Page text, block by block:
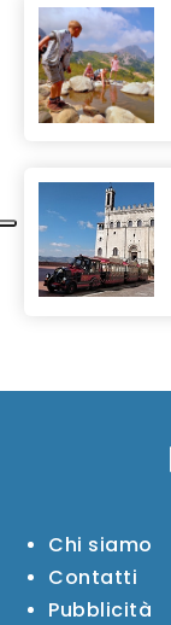
Chi siamo
Contatti
Pubblicità